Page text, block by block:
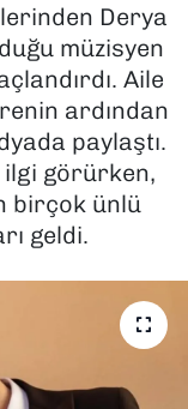
Derya
müzisyen
Aile
ardından
paylaştı.
ilgi görürken,
birçok ünlü
geldi.